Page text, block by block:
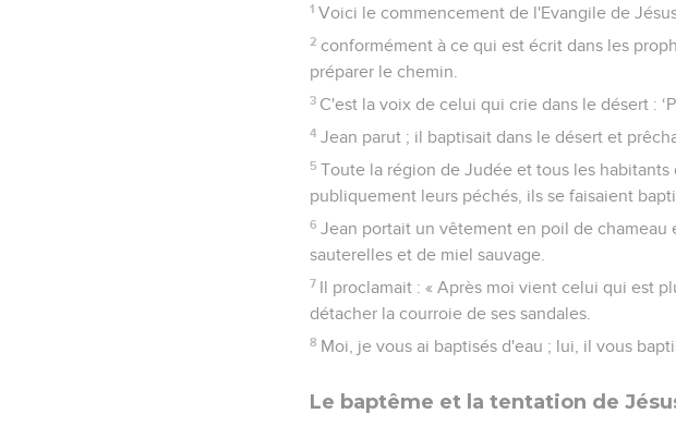
1 Voici le commencement de l'Evangile de
2 conformément à ce qui est écrit dans les
préparer le chemin.
3 C'est la voix de celui qui crie dans le désert :
4 Jean parut ; il baptisait dans le désert et
5 Toute la région de Judée et tous les
publiquement leurs péchés, ils se faisaient
6 Jean portait un vêtement en poil de
sauterelles et de miel sauvage.
7 Il proclamait : « Après moi vient celui qui est
détacher la courroie de ses sandales.
8 Moi, je vous ai baptisés d'eau ; lui, il vous
Le baptême et la tentation de